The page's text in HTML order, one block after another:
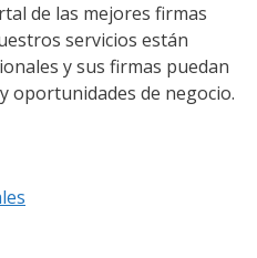
de las mejores firmas
servicios están
y sus firmas puedan
oportunidades de negocio.